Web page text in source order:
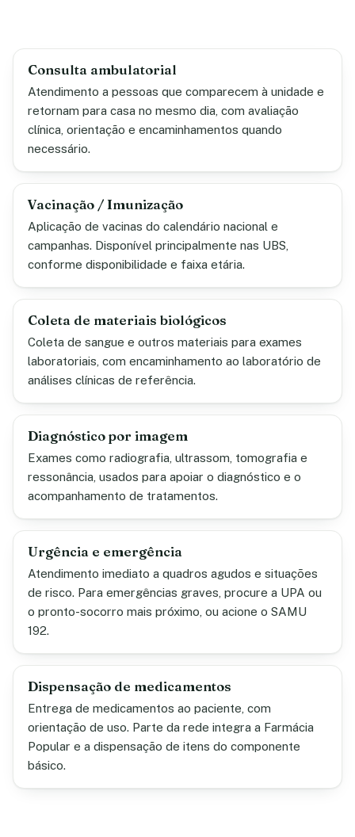
Consulta ambulatorial
Atendimento a pessoas que comparecem à unidade e
retornam para casa no mesmo dia, com avaliação
clínica, orientação e encaminhamentos quando
necessário.
Vacinação / Imunização
Aplicação de vacinas do calendário nacional e
campanhas. Disponível principalmente nas UBS,
conforme disponibilidade e faixa etária.
Coleta de materiais biológicos
Coleta de sangue e outros materiais para exames
laboratoriais, com encaminhamento ao laboratório de
análises clínicas de referência.
Diagnóstico por imagem
Exames como radiografia, ultrassom, tomografia e
ressonância, usados para apoiar o diagnóstico e o
acompanhamento de tratamentos.
Urgência e emergência
Atendimento imediato a quadros agudos e situações
de risco. Para emergências graves, procure a UPA ou
o pronto-socorro mais próximo, ou acione o SAMU
192.
Dispensação de medicamentos
Entrega de medicamentos ao paciente, com
orientação de uso. Parte da rede integra a Farmácia
Popular e a dispensação de itens do componente
básico.